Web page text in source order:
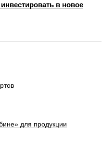
в новое
для продукции